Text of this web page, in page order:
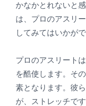
かなかとれないと
は、プロのアスリ
してみてはいかが
プロのアスリート
を酷使します。そ
素となります。彼
が、ストレッチです